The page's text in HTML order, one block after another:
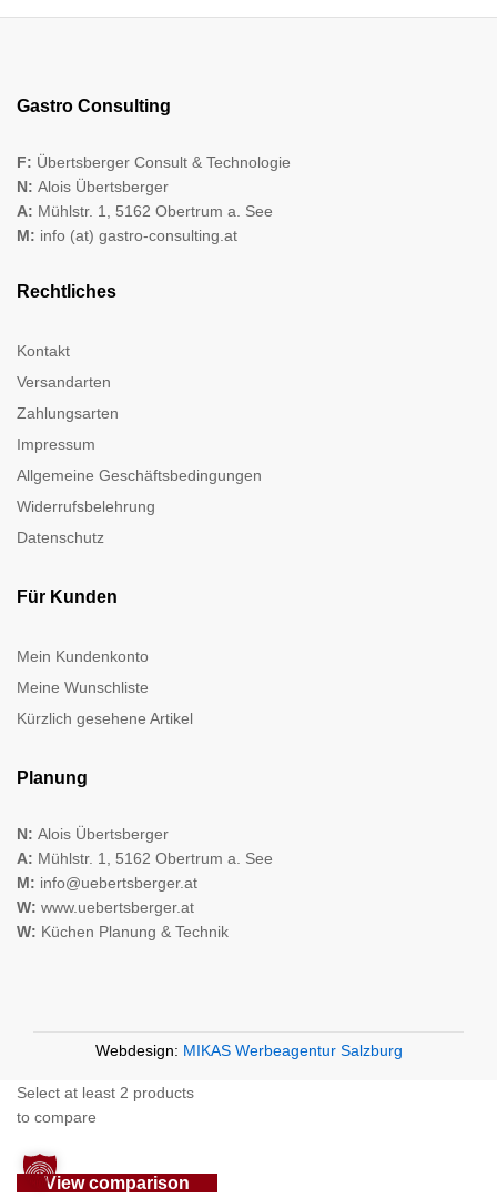
Gastro Consulting
F: Übertsberger Consult & Technologie
N: Alois Übertsberger
A: Mühlstr. 1, 5162 Obertrum a. See
M: info (at) gastro-consulting.at
Rechtliches
Kontakt
Versandarten
Zahlungsarten
Impressum
Allgemeine Geschäftsbedingungen
Widerrufsbelehrung
Datenschutz
Für Kunden
Mein Kundenkonto
Meine Wunschliste
Kürzlich gesehene Artikel
Planung
N: Alois Übertsberger
A: Mühlstr. 1, 5162 Obertrum a. See
M: info@uebertsberger.at
W: www.uebertsberger.at
W: Küchen Planung & Technik
Webdesign: MIKAS Werbeagentur Salzburg
Select at least 2 products
to compare
View comparison